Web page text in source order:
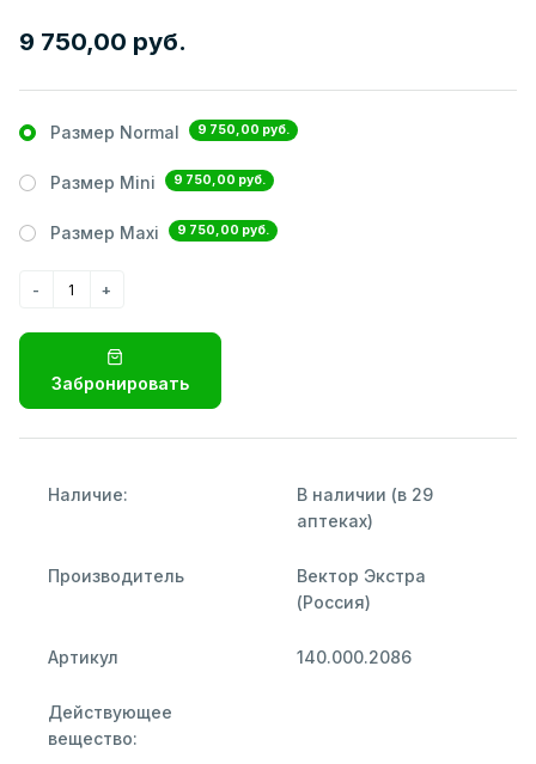
9 750,00 руб.
Размер Normal 9 750,00 руб.
Размер Mini 9 750,00 руб.
Размер Maxi 9 750,00 руб.
Забронировать
Наличие:
В наличии (в 29
аптеках)
Производитель
Вектор Экстра
(Россия)
Артикул 140.000.2086
Действующее
вещество: